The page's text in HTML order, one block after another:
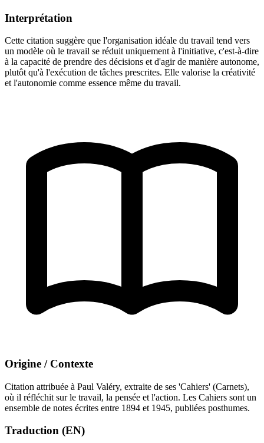
Interprétation
Cette citation suggère que l'organisation idéale du travail tend vers
un modèle où le travail se réduit uniquement à l'initiative, c'est-à-dire
à la capacité de prendre des décisions et d'agir de manière autonome,
plutôt qu'à l'exécution de tâches prescrites. Elle valorise la créativité
et l'autonomie comme essence même du travail.
Origine / Contexte
Citation attribuée à Paul Valéry, extraite de ses 'Cahiers' (Carnets),
où il réfléchit sur le travail, la pensée et l'action. Les Cahiers sont un
ensemble de notes écrites entre 1894 et 1945, publiées posthumes.
Traduction (EN)